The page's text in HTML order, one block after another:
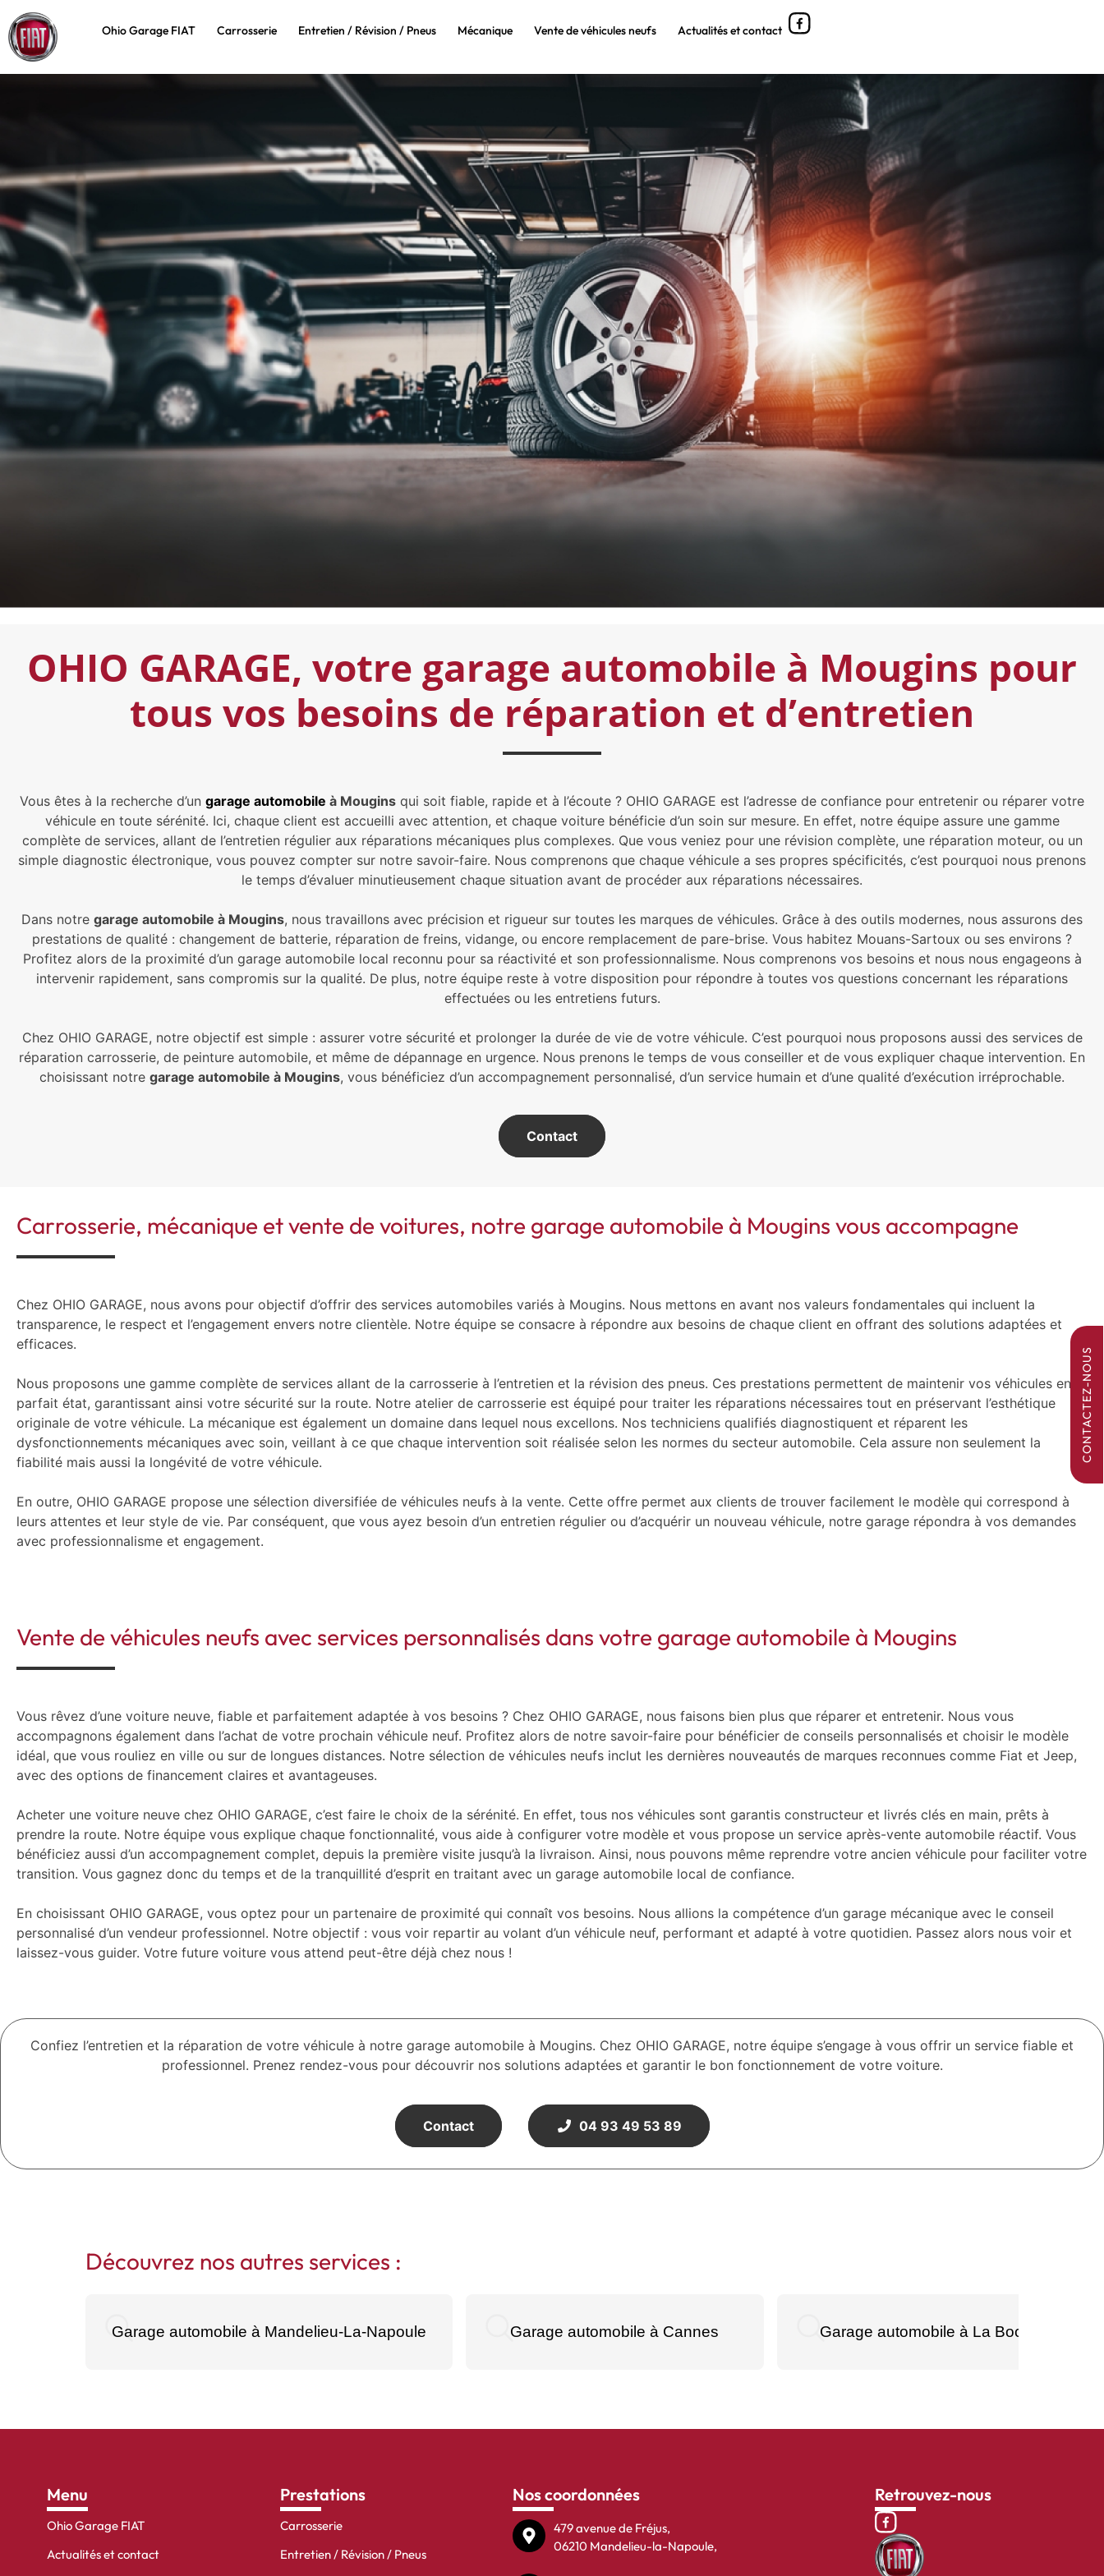
Ohio Garage FIAT Carrosserie Entretien / Révision / Pneus Mécanique Vente de véhicules neufs Actualités et contact
OHIO GARAGE, votre garage automobile à Mougins pour
tous vos besoins de réparation et d’entretien
Vous êtes à la recherche d’un garage automobile à Mougins qui soit fiable, rapide et à l’écoute ? OHIO GARAGE est l’adresse de confiance pour entretenir ou réparer votre
véhicule en toute sérénité. Ici, chaque client est accueilli avec attention, et chaque voiture bénéficie d’un soin sur mesure. En effet, notre équipe assure une gamme
complète de services, allant de l’entretien régulier aux réparations mécaniques plus complexes. Que vous veniez pour une révision complète, une réparation moteur, ou un
simple diagnostic électronique, vous pouvez compter sur notre savoir-faire. Nous comprenons que chaque véhicule a ses propres spécificités, c’est pourquoi nous prenons
le temps d’évaluer minutieusement chaque situation avant de procéder aux réparations nécessaires.
Dans notre garage automobile à Mougins, nous travaillons avec précision et rigueur sur toutes les marques de véhicules. Grâce à des outils modernes, nous assurons des
prestations de qualité : changement de batterie, réparation de freins, vidange, ou encore remplacement de pare-brise. Vous habitez Mouans-Sartoux ou ses environs ?
Profitez alors de la proximité d’un garage automobile local reconnu pour sa réactivité et son professionnalisme. Nous comprenons vos besoins et nous nous engageons à
intervenir rapidement, sans compromis sur la qualité. De plus, notre équipe reste à votre disposition pour répondre à toutes vos questions concernant les réparations
effectuées ou les entretiens futurs.
Chez OHIO GARAGE, notre objectif est simple : assurer votre sécurité et prolonger la durée de vie de votre véhicule. C’est pourquoi nous proposons aussi des services de
réparation carrosserie, de peinture automobile, et même de dépannage en urgence. Nous prenons le temps de vous conseiller et de vous expliquer chaque intervention. En
choisissant notre garage automobile à Mougins, vous bénéficiez d’un accompagnement personnalisé, d’un service humain et d’une qualité d’exécution irréprochable.
Contact
Carrosserie, mécanique et vente de voitures, notre garage automobile à Mougins vous accompagne
Chez OHIO GARAGE, nous avons pour objectif d’offrir des services automobiles variés à Mougins. Nous mettons en avant nos valeurs fondamentales qui incluent la
transparence, le respect et l’engagement envers notre clientèle. Notre équipe se consacre à répondre aux besoins de chaque client en offrant des solutions adaptées et
efficaces.
Nous proposons une gamme complète de services allant de la carrosserie à l’entretien et la révision des pneus. Ces prestations permettent de maintenir vos véhicules en
parfait état, garantissant ainsi votre sécurité sur la route. Notre atelier de carrosserie est équipé pour traiter les réparations nécessaires tout en préservant l’esthétique
originale de votre véhicule. La mécanique est également un domaine dans lequel nous excellons. Nos techniciens qualifiés diagnostiquent et réparent les
dysfonctionnements mécaniques avec soin, veillant à ce que chaque intervention soit réalisée selon les normes du secteur automobile. Cela assure non seulement la
fiabilité mais aussi la longévité de votre véhicule.
En outre, OHIO GARAGE propose une sélection diversifiée de véhicules neufs à la vente. Cette offre permet aux clients de trouver facilement le modèle qui correspond à
leurs attentes et leur style de vie. Par conséquent, que vous ayez besoin d’un entretien régulier ou d’acquérir un nouveau véhicule, notre garage répondra à vos demandes
avec professionnalisme et engagement.
Vente de véhicules neufs avec services personnalisés dans votre garage automobile à Mougins
Vous rêvez d’une voiture neuve, fiable et parfaitement adaptée à vos besoins ? Chez OHIO GARAGE, nous faisons bien plus que réparer et entretenir. Nous vous
accompagnons également dans l’achat de votre prochain véhicule neuf. Profitez alors de notre savoir-faire pour bénéficier de conseils personnalisés et choisir le modèle
idéal, que vous rouliez en ville ou sur de longues distances. Notre sélection de véhicules neufs inclut les dernières nouveautés de marques reconnues comme Fiat et Jeep,
avec des options de financement claires et avantageuses.
Acheter une voiture neuve chez OHIO GARAGE, c’est faire le choix de la sérénité. En effet, tous nos véhicules sont garantis constructeur et livrés clés en main, prêts à
prendre la route. Notre équipe vous explique chaque fonctionnalité, vous aide à configurer votre modèle et vous propose un service après-vente automobile réactif. Vous
bénéficiez aussi d’un accompagnement complet, depuis la première visite jusqu’à la livraison. Ainsi, nous pouvons même reprendre votre ancien véhicule pour faciliter votre
transition. Vous gagnez donc du temps et de la tranquillité d’esprit en traitant avec un garage automobile local de confiance.
En choisissant OHIO GARAGE, vous optez pour un partenaire de proximité qui connaît vos besoins. Nous allions la compétence d’un garage mécanique avec le conseil
personnalisé d’un vendeur professionnel. Notre objectif : vous voir repartir au volant d’un véhicule neuf, performant et adapté à votre quotidien. Passez alors nous voir et
laissez-vous guider. Votre future voiture vous attend peut-être déjà chez nous !
Confiez l’entretien et la réparation de votre véhicule à notre garage automobile à Mougins. Chez OHIO GARAGE, notre équipe s’engage à vous offrir un service fiable et
professionnel. Prenez rendez-vous pour découvrir nos solutions adaptées et garantir le bon fonctionnement de votre voiture.
Contact 04 93 49 53 89
Découvrez nos autres services :
Garage automobile à Mandelieu-La-Napoule Garage automobile à Cannes Garage automobile à La Boca
Menu
Ohio Garage FIAT
Actualités et contact
Prestations
Carrosserie
Entretien / Révision / Pneus
Nos coordonnées
479 avenue de Fréjus,
06210 Mandelieu-la-Napoule,
Retrouvez-nous
CONTACTEZ-NOUS